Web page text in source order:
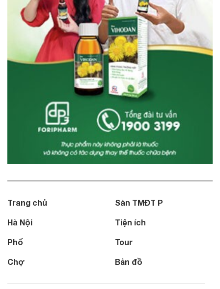
Trang chủ
Hà Nội
Phố
Chợ
Sàn TMĐT P
Tiện ích
Tour
Bản đồ